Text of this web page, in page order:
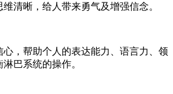
清晰，给人带来勇气及增强信念。
，帮助个人的表达能力、语言力、领
巴系统的操作。